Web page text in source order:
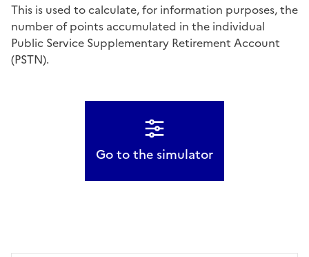
This is used to calculate, for information purposes, the
number of points accumulated in the individual
Public Service Supplementary Retirement Account
(PSTN).
Go to the simulator